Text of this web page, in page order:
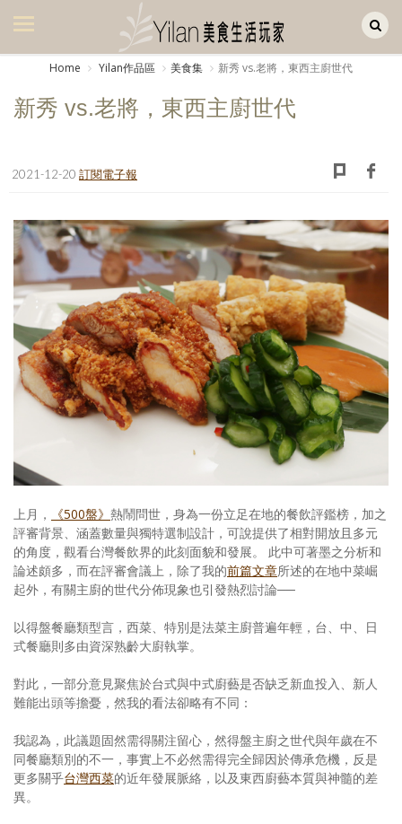
美食集
生活風
書房集
日記簿
餐桌週記
享樂隨手拍
照相簿
歷史區
關於Yilan
活動實況記錄
媒體報導一覽
訂閱電子報
Home Yilan作品區 美食集 新秀 vs.老將，東西主廚世代
新秀 vs.老將，東西主廚世代
2021-12-20 訂閱電子報
上月， 《500盤》 熱鬧問世，身為一份立足在地的餐飲評鑑榜，加之
評審背景、涵蓋數量與獨特選制設計，可說提供了相對開放且多元
的角度，觀看台灣餐飲界的此刻面貌和發展。 此中可著墨之分析和
論述頗多，而在評審會議上，除了我的前篇文章所述的在地中菜崛
起外，有關主廚的世代分佈現象也引發熱烈討論──
以得盤餐廳類型言，西菜、特別是法菜主廚普遍年輕，台、中、日
式餐廳則多由資深熟齡大廚執掌。
對此，一部分意見聚焦於台式與中式廚藝是否缺乏新血投入、新人
難能出頭等擔憂，然我的看法卻略有不同：
我認為，此議題固然需得關注留心，然得盤主廚之世代與年歲在不
同餐廳類別的不一，事實上不必然需得完全歸因於傳承危機，反是
更多關乎台灣西菜的近年發展脈絡，以及東西廚藝本質與神髓的差
異。